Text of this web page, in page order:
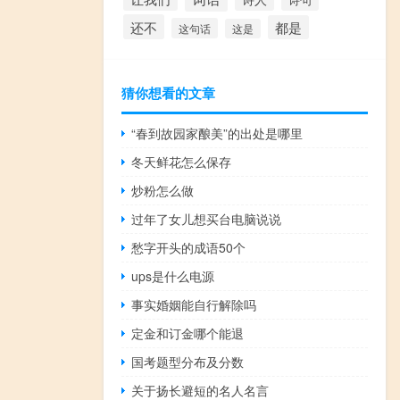
还不 这句话 这是 都是
猜你想看的文章
“春到故园家酿美”的出处是哪里
冬天鲜花怎么保存
炒粉怎么做
过年了女儿想买台电脑说说
愁字开头的成语50个
ups是什么电源
事实婚姻能自行解除吗
定金和订金哪个能退
国考题型分布及分数
关于扬长避短的名人名言